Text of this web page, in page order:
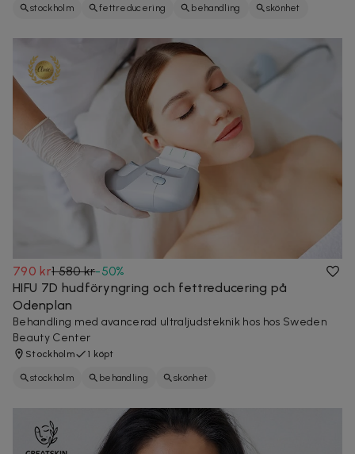
stockholm fettreducering behandling skönhet
790 kr1 580 kr-50%
HIFU 7D hudföryngring och fettreducering på
Odenplan
Behandling med avancerad ultraljudsteknik hos hos Sweden
Beauty Center
Stockholm 1 köpt
stockholm behandling skönhet